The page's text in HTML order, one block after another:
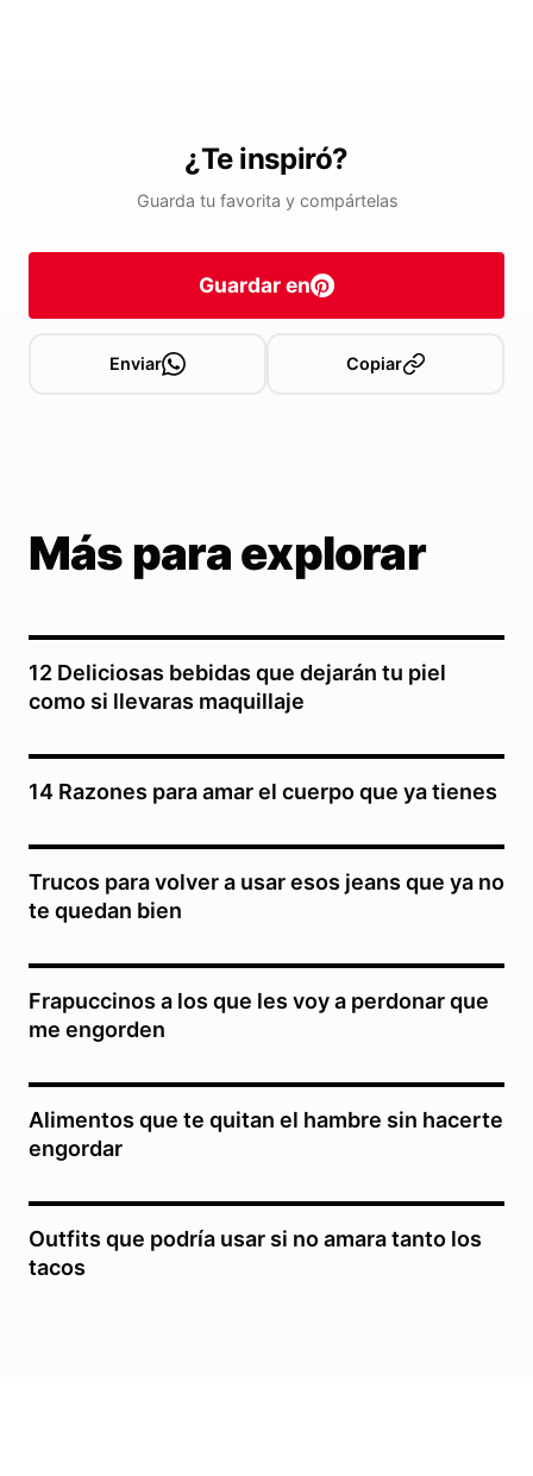
¿Te inspiró?
Guarda tu favorita y compártelas
Guardar en
Enviar Copiar
Más para explorar
12 Deliciosas bebidas que dejarán tu piel
como si llevaras maquillaje
14 Razones para amar el cuerpo que ya tienes
Trucos para volver a usar esos jeans que ya no
te quedan bien
Frapuccinos a los que les voy a perdonar que
me engorden
Alimentos que te quitan el hambre sin hacerte
engordar
Outfits que podría usar si no amara tanto los
tacos